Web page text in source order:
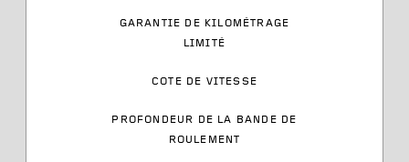
GARANTIE DE KILOMÉTRAGE
LIMITÉ
COTE DE VITESSE
PROFONDEUR DE LA BANDE DE
ROULEMENT